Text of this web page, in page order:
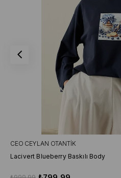
CEO CEYLAN OTANTIK
Lacivert Blueberry Baskılı Body